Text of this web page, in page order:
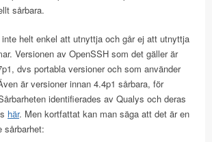
sårbara.
helt enkel att utnyttja och går ej att utnyttja
Versionen av OpenSSH som det gäller är
dvs portabla versioner och som använder
är versioner innan 4.4p1 sårbara, för
identifierades av Qualys och deras
här. Men kortfattat kan man säga att det är en
sårbarhet: